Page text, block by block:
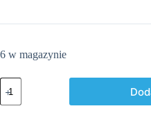
6 w magazynie
ilość
Szop
Pracz